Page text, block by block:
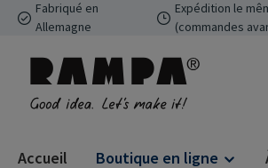
au contenu principal
Passer à la recherche
Passer à la navigation principale
Fabriqué en
Allemagne
Expédition le
(commandes
Accueil Boutique en ligne